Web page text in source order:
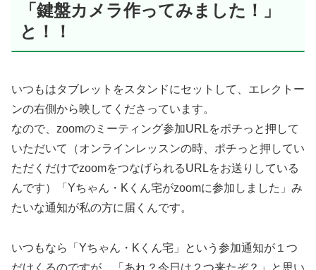
「鍵盤カメラ作ってみました！」
と！！
いつもはタブレットをスタンドにセットして、エレクトー
ンの右側から映してくださっています。
なので、zoomのミーティング参加URLをポチっと押して
いただいて（オンラインレッスンの時、ポチっと押してい
ただくだけでzoomをつなげられるURLをお送りしている
んです）「Yちゃん・Kくん宅がzoomに参加しました」み
たいな通知が私の方に届くんです。
いつもなら「Yちゃん・Kくん宅」という参加通知が１つ
だけくるのですが…「あれ？今日は２つ来たぞ？」と思い